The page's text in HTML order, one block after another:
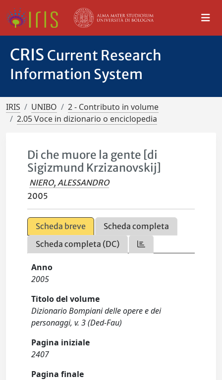
CRIS Current Research
Information System
IRIS UNIBO
2 - Contributo in volume
2.05 Voce in dizionario o enciclopedia
Di che muore la gente [di
Sigizmund Krzizanovskij]
NIERO, ALESSANDRO
2005
Scheda breve
Scheda completa
Scheda completa (DC)
Anno
2005
Titolo del volume
Dizionario Bompiani delle opere e dei
personaggi, v. 3 (Ded-Fau)
Pagina iniziale
2407
Pagina finale